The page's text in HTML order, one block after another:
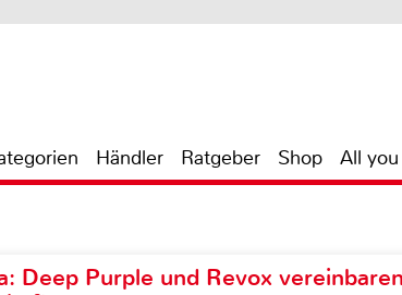
Händler Ratgeber Shop All
Deep Purple und Revox